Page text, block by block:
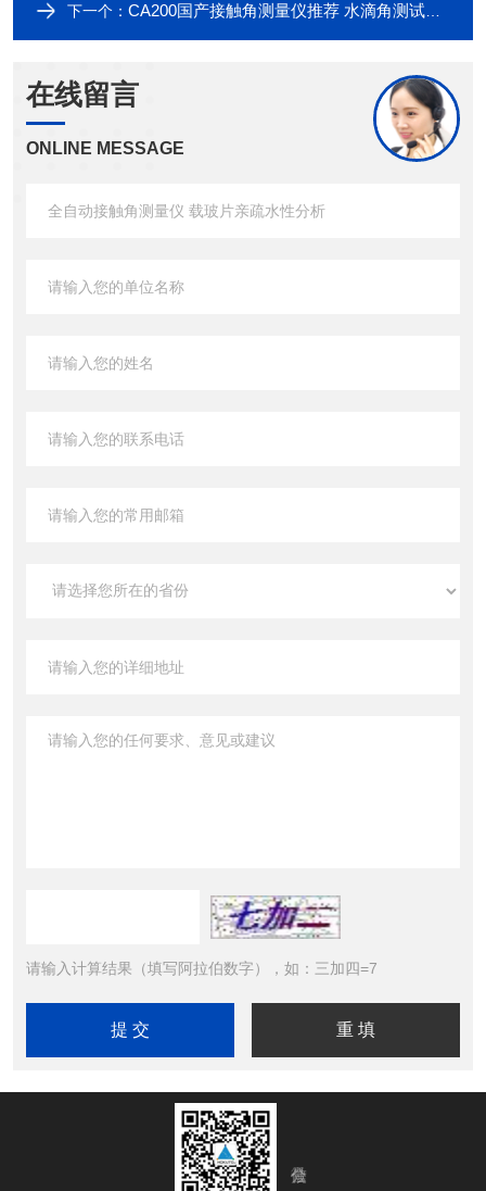
下一个： CA200国产接触角测量仪推荐 水滴角测试仪厂家
在线留言
ONLINE MESSAGE
请输入计算结果（填写阿拉伯数字），如：三加四=7